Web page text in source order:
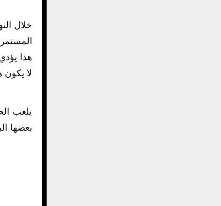
خلال النهار ،تنضغط الغضاريف في أجسامنا تدريجياً ، وخاصة النخاع الشوكي والركبتين. يحدث هذا بسبب قوة الجاذبية
هذا
لا يكون
يلعب
بعضها